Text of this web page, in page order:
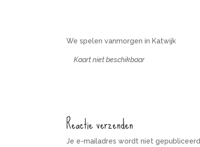
We spelen vanmorgen in Katwijk
Kaart niet beschikbaar
Reactie verzenden
Je e-mailadres wordt niet gepubliceerd.